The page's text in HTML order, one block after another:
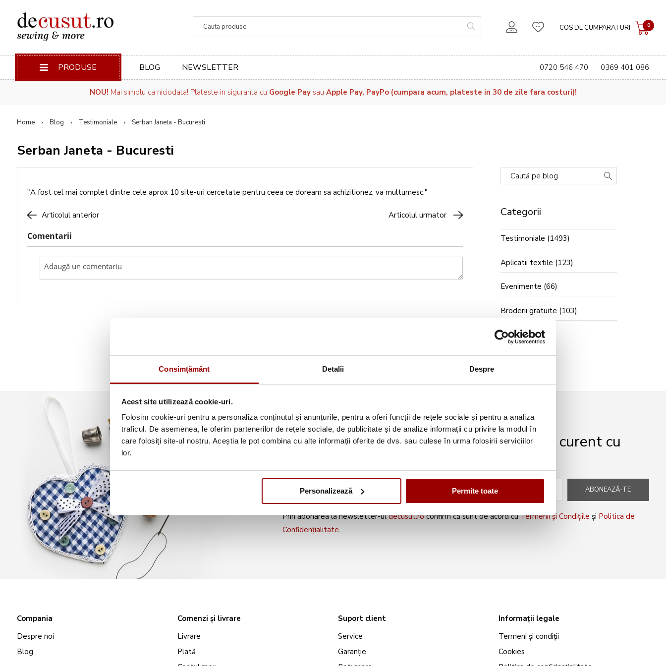
Consimțământ Detalii Despre
Acest site utilizează cookie-uri.
Folosim cookie-uri pentru a personaliza conținutul și anunțurile, pentru a oferi funcții de rețele sociale și pentru a analiza
traficul. De asemenea, le oferim partenerilor de rețele sociale, de publicitate și de analize informații cu privire la modul în
care folosiți site-ul nostru. Aceștia le pot combina cu alte informații oferite de dvs. sau culese în urma folosirii serviciilor
lor.
Personalizează Permite toate
COS DE CUMPARATURI 0
PRODUSE BLOG NEWSLETTER 0720 546 470 0369 401 086
NOU! Mai simplu ca niciodata! Plateste in siguranta cu Google Paysau Apple Pay, PayPo (cumpara acum, plateste in 30 de zile fara costuri)!
Home Blog Testimoniale Serban Janeta - Bucuresti
Serban Janeta - Bucuresti
"A fost cel mai complet dintre cele aprox 10 site-uri cercetate pentru ceea ce doream sa achizitionez, va multumesc."
Articolul anterior Articolul urmator
Comentarii
Caută pe blog
Categorii
Testimoniale (1493)
Aplicatii textile (123)
Evenimente (66)
Broderii gratuite (103)
Abonează-te la newsletter și fii mereu la curent cu
ABONEAZĂ-TE
Prin abonarea la newsletter-uldecusut.roconfirm că sunt de acord cuTermenii și Condițiile și Politica de
Confidențialitate.
Compania
Despre noi
Blog
Comenzi și livrare
Livrare
Plată
Suport client
Service
Garanție
Informații legale
Termeni și condiții
Cookies